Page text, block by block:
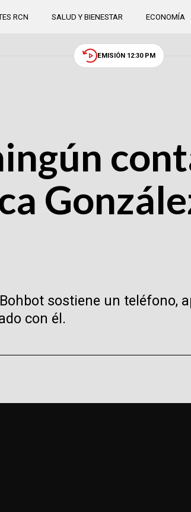
RCN SALUD Y BIENESTAR ECONOMÍA
EMISIÓN 12:30 PM
sostiene un teléfono,
con él.